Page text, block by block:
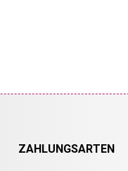
ZAHLUNGSARTEN